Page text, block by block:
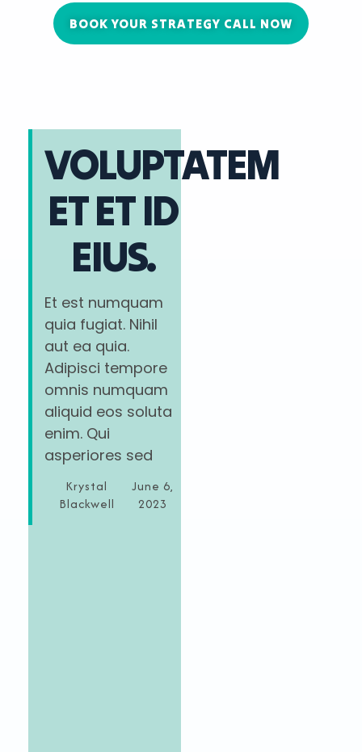
BOOK YOUR STRATEGY CALL NOW
VOLUPTATEM
ET ET ID
EIUS.
Et est numquam
quia fugiat. Nihil
aut ea quia.
Adipisci tempore
omnis numquam
aliquid eos soluta
enim. Qui
asperiores sed
Krystal
Blackwell
June 6,
2023